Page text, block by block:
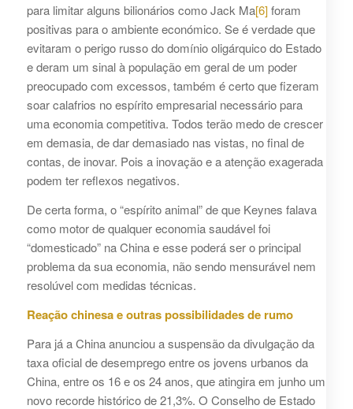
para limitar alguns bilionários como Jack Ma[6]foram
positivas para o ambiente económico. Se é verdade que
evitaram o perigo russo do domínio oligárquico do Estado
e deram um sinal à população em geral de um poder
preocupado com excessos, também é certo que fizeram
soar calafrios no espírito empresarial necessário para
uma economia competitiva. Todos terão medo de crescer
em demasia, de dar demasiado nas vistas, no final de
contas, de inovar. Pois a inovação e a atenção exagerada
podem ter reflexos negativos.
De certa forma, o “espírito animal” de que Keynes falava
como motor de qualquer economia saudável foi
“domesticado” na China e esse poderá ser o principal
problema da sua economia, não sendo mensurável nem
resolúvel com medidas técnicas.
Reação chinesa e outras possibilidades de rumo
Para já a China anunciou a suspensão da divulgação da
taxa oficial de desemprego entre os jovens urbanos da
China, entre os 16 e os 24 anos, que atingira em junho um
novo recorde histórico de 21,3%. O Conselho de Estado